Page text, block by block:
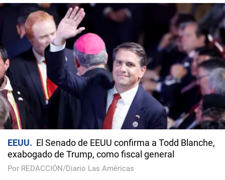
EEUU
El Senado de EEUU confirma a Todd Blanche,
exabogado de Trump, como fiscal general
Por REDACCIÓN/Diario Las Américas